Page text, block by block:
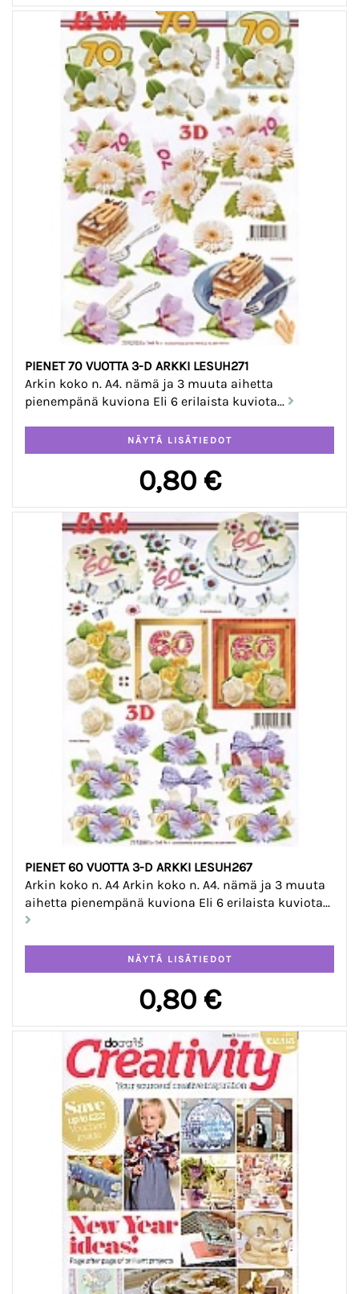
PIENET 70 VUOTTA 3-D ARKKI LESUH271
Arkin koko n. A4. nämä ja 3 muuta aihetta
pienempänä kuviona Eli 6 erilaista kuviota...
0,80 €
PIENET 60 VUOTTA 3-D ARKKI LESUH267
Arkin koko n. A4 Arkin koko n. A4. nämä ja 3 muuta
aihetta pienempänä kuviona Eli 6 erilaista kuviota...
0,80 €